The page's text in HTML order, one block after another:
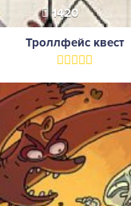
1420
Троллфейс квест